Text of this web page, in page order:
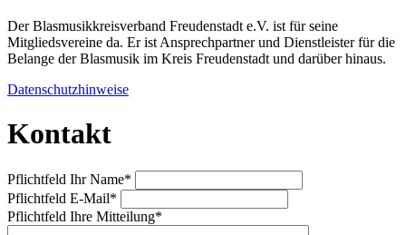
Der Blasmusikkreisverband Freudenstadt e.V. ist für seine
Mitgliedsvereine da. Er ist Ansprechpartner und Dienstleister für die
Belange der Blasmusik im Kreis Freudenstadt und darüber hinaus.
Datenschutzhinweise
Kontakt
Pflichtfeld Ihr Name*
Pflichtfeld E-Mail*
Pflichtfeld Ihre Mitteilung*